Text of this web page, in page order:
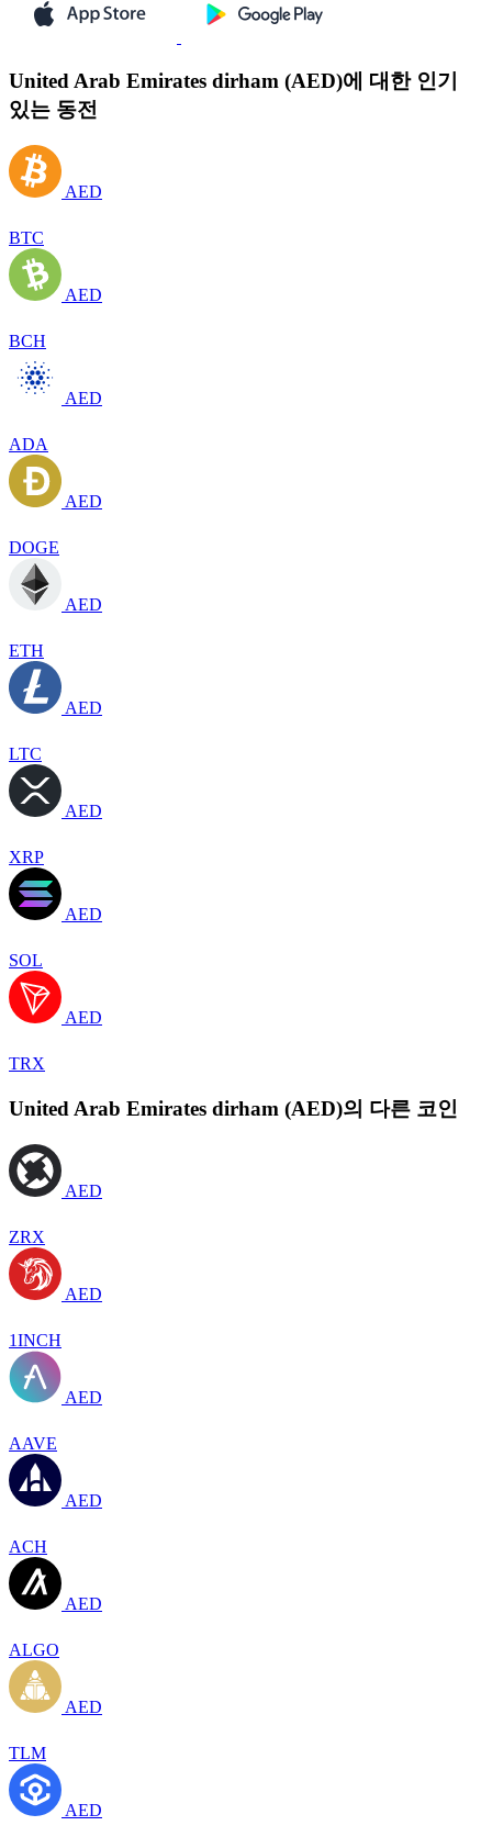
United Arab Emirates dirham (AED)에 대한 인기
있는 동전
AED
BTC
AED
BCH
AED
ADA
AED
DOGE
AED
ETH
AED
LTC
AED
XRP
AED
SOL
AED
TRX
United Arab Emirates dirham (AED)의 다른 코인
AED
ZRX
AED
1INCH
AED
AAVE
AED
ACH
AED
ALGO
AED
TLM
AED